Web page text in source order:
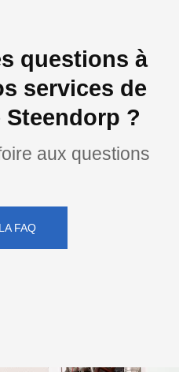
questions à
services de
?
aux questions
FAQ